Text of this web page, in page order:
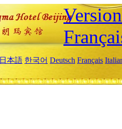
日本語 한국어 Deutsch Français